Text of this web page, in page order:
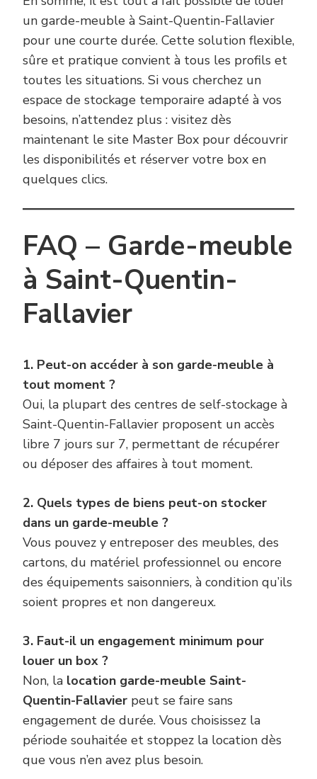
un garde-meuble à Saint-Quentin-Fallavier
pour une courte durée. Cette solution flexible,
sûre et pratique convient à tous les profils et
toutes les situations. Si vous cherchez un
espace de stockage temporaire adapté à vos
besoins, n’attendez plus : visitez dès
maintenant le site Master Box pour découvrir
les disponibilités et réserver votre box en
quelques clics.
FAQ – Garde-meuble
à Saint-Quentin-
Fallavier
1. Peut-on accéder à son garde-meuble à
tout moment ?
Oui, la plupart des centres de self-stockage à
Saint-Quentin-Fallavier proposent un accès
libre 7 jours sur 7, permettant de récupérer
ou déposer des affaires à tout moment.
2. Quels types de biens peut-on stocker
dans un garde-meuble ?
Vous pouvez y entreposer des meubles, des
cartons, du matériel professionnel ou encore
des équipements saisonniers, à condition qu’ils
soient propres et non dangereux.
3. Faut-il un engagement minimum pour
louer un box ?
Non, la location garde-meuble Saint-
Quentin-Fallavier peut se faire sans
engagement de durée. Vous choisissez la
période souhaitée et stoppez la location dès
que vous n’en avez plus besoin.